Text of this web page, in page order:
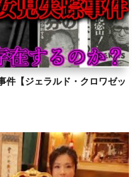
件【ジェラルド・クロワゼッ